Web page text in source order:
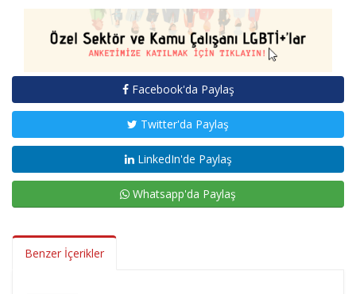
Facebook'da Paylaş
Twitter'da Paylaş
LinkedIn'de Paylaş
Whatsapp'da Paylaş
Benzer İçerikler